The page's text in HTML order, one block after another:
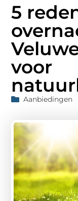
5
voor
Aanbiedingen